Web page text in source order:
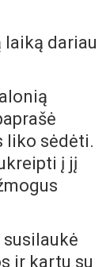
laiką dariau
liko sėdėti.
į jį
ir kartu su